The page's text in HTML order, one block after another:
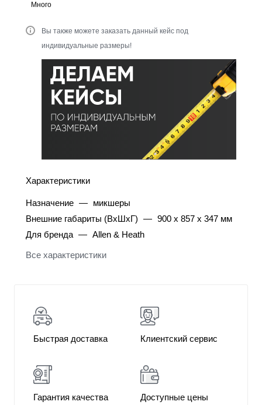
Много
Вы также можете заказать данный кейс под
индивидуальные размеры!
Характеристики
Назначение — микшеры
Внешние габариты (ВхШхГ) — 900 x 857 x 347 мм
Для бренда — Allen & Heath
Все характеристики
Быстрая доставка Клиентский сервис
Гарантия качества Доступные цены